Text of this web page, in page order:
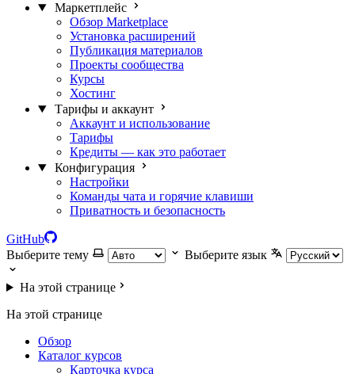
Маркетплейс
Обзор Marketplace
Установка расширений
Публикация материалов
Проекты сообщества
Курсы
Хостинг
Тарифы и аккаунт
Аккаунт и использование
Тарифы
Кредиты — как это работает
Конфигурация
Настройки
Команды чата и горячие клавиши
Приватность и безопасность
GitHub
Выберите тему
Выберите язык
На этой странице
На этой странице
Обзор
Каталог курсов
Карточка курса